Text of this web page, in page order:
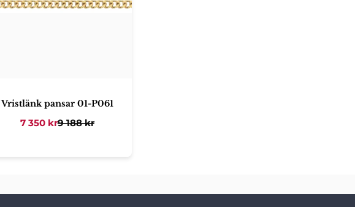
Vristlänk pansar 01-P061
7 350kr9 188kr